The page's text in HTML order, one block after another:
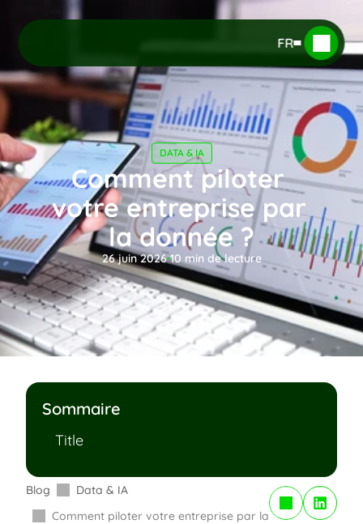
FR
DATA & IA
Comment piloter
votre entreprise par
la donnée ?
26 juin 2026 10 min de lecture
Sommaire
Title
Blog
Data & IA
Comment piloter votre entreprise par la donnée ?
Copy to Clipboard